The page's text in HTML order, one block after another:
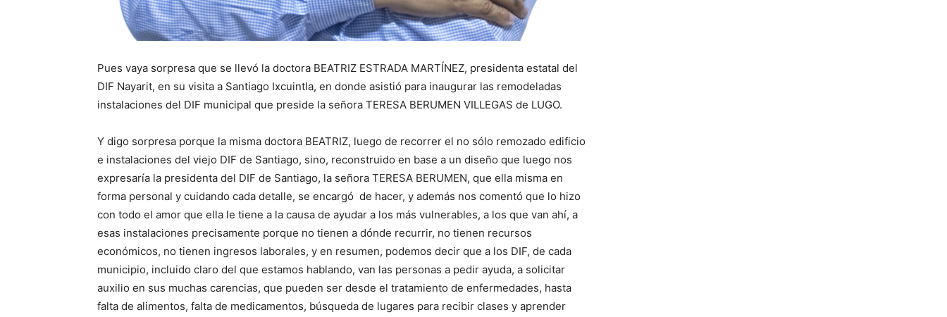
Pues vaya sorpresa que se llevó la doctora BEATRIZ ESTRADA MARTÍNEZ, presidenta estatal del
DIF Nayarit, en su visita a Santiago Ixcuintla, en donde asistió para inaugurar las remodeladas
instalaciones del DIF municipal que preside la señora TERESA BERUMEN VILLEGAS de LUGO.
Y digo sorpresa porque la misma doctora BEATRIZ, luego de recorrer el no sólo remozado edificio
e instalaciones del viejo DIF de Santiago, sino, reconstruido en base a un diseño que luego nos
expresaría la presidenta del DIF de Santiago, la señora TERESA BERUMEN, que ella misma en
forma personal y cuidando cada detalle, se encargó de hacer, y además nos comentó que lo hizo
con todo el amor que ella le tiene a la causa de ayudar a los más vulnerables, a los que van ahí, a
esas instalaciones precisamente porque no tienen a dónde recurrir, no tienen recursos
económicos, no tienen ingresos laborales, y en resumen, podemos decir que a los DIF, de cada
municipio, incluido claro del que estamos hablando, van las personas a pedir ayuda, a solicitar
auxilio en sus muchas carencias, que pueden ser desde el tratamiento de enfermedades, hasta
falta de alimentos, falta de medicamentos, búsqueda de lugares para recibir clases y aprender